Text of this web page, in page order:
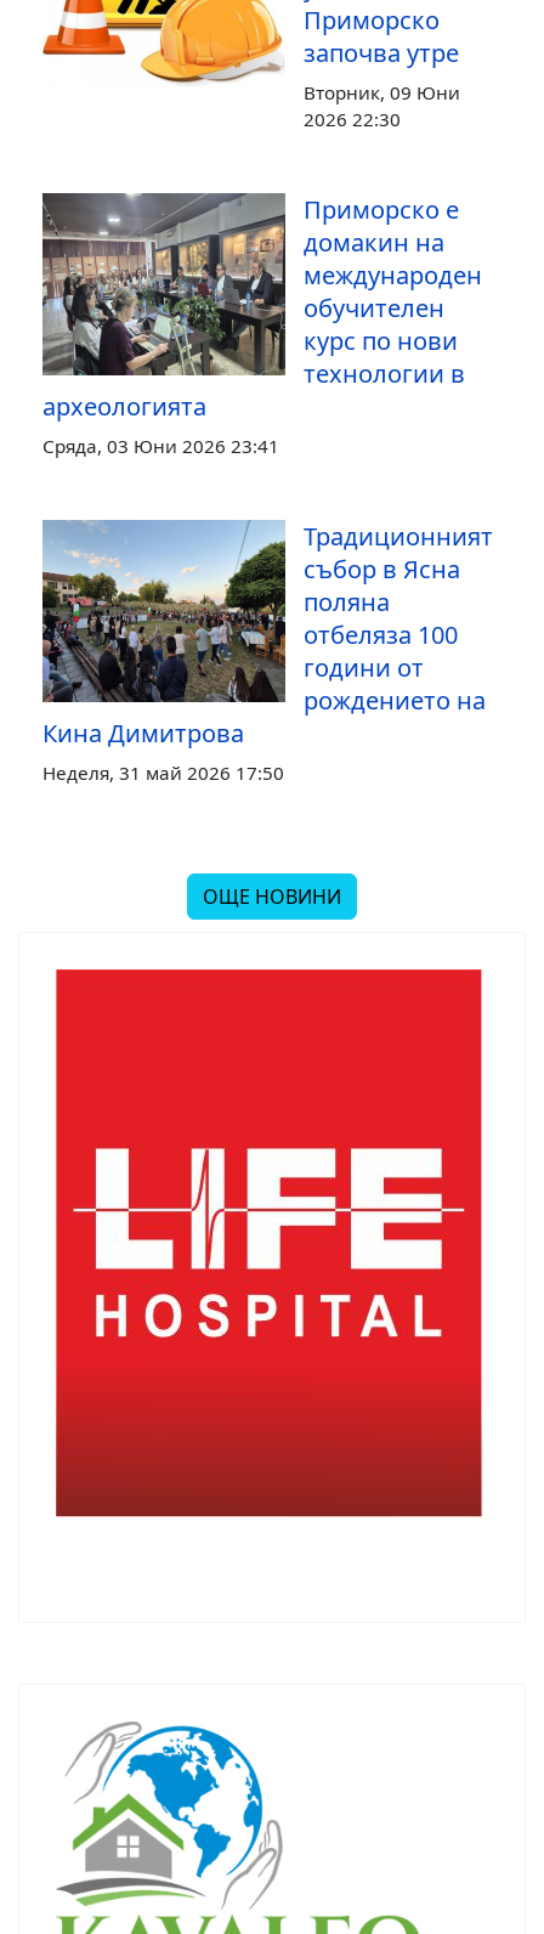
Приморско
започва утре
Вторник, 09 Юни
2026 22:30
Приморско е
домакин на
международен
обучителен
курс по нови
технологии в
археологията
Сряда, 03 Юни 2026 23:41
Традиционният
събор в Ясна
поляна
отбеляза 100
години от
рождението на
Кина Димитрова
Неделя, 31 май 2026 17:50
ОЩЕ НОВИНИ